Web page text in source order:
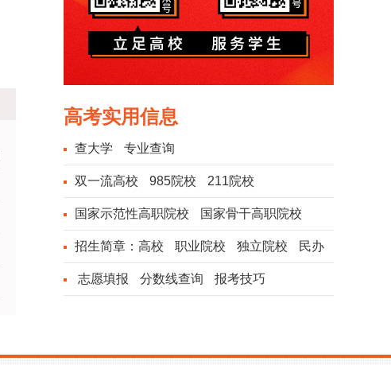
高考实用信息
查大学 专业查询
双一流高校 985院校 211院校
国家示范性高职院校 国家骨干高职院校
招生简章： 高校 职业院校 独立院校 民办
院校志愿填报 分数线查询 报考技巧